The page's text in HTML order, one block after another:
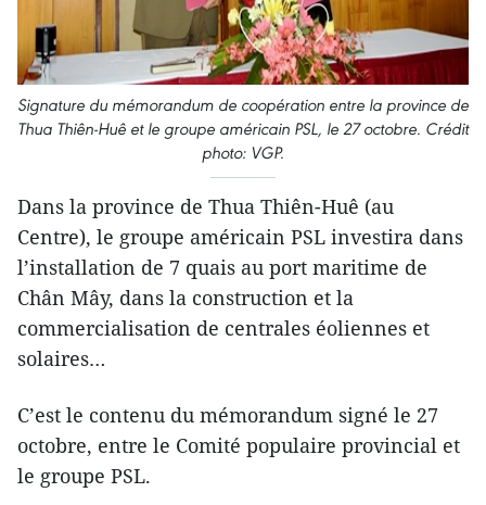
Signature du mémorandum de coopération entre la province de
Thua Thiên-Huê et le groupe américain PSL, le 27 octobre. Crédit
photo: VGP.
Dans la province de Thua Thiên-Huê (au
Centre), le groupe américain PSL investira dans
l’installation de 7 quais au port maritime de
Chân Mây, dans la construction et la
commercialisation de centrales éoliennes et
solaires…
C’est le contenu du mémorandum signé le 27
octobre, entre le Comité populaire provincial et
le groupe PSL.